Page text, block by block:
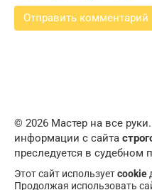
© 2026 Мастер на все
информации с сайта
преследуется в судебном
Этот сайт используетcookie
Продолжая использовать